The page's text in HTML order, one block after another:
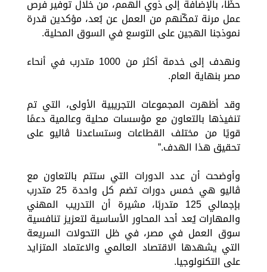
حظًا، بالإضافة إلى ذوي الهمم، من خلال توفير فرص
عمل مرنة تمكّنهم من العمل عن بُعد، مؤكدين قدرة
نموذجنا الهجين على التوسع في السوق المحلية.
ونهدف إلى خدمة أكثر من 1000 متدرب في أنحاء
مصر بنهاية العام.
وقد أظهرت المجموعات التجريبية الأولى، التي تم
تنفيذها بالتعاون مع مؤسسات محلية وعالمية دعمًا
قويًا من مختلف القطاعات وستساعدنا ڤاليو على
تحقيق هذا الهدف.”
وأوضحت أن عدد الدورات التي ستتم بالتعاون مع
ڤاليو هي خمس دورات تضم كل واحدة 25 متدرب
بإجمالي 125 متدربًا، مشيرة أن التدريب المهني
والمهارات يُعد أحد المحاور الأساسية لتعزيز تنافسية
سوق العمل في مصر، في ظل التحولات السريعة
التي يشهدها الاقتصاد العالمي والاعتماد المتزايد
على التكنولوجيا.